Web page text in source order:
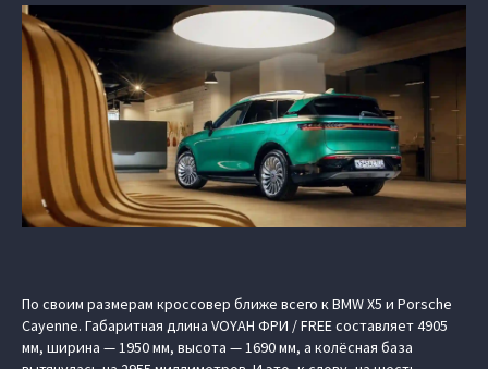
По своим размерам кроссовер ближе всего к BMW X5 и Porsche
Cayenne. Габаритная длина VOYAH ФРИ / FREE составляет 4905
мм, ширина — 1950 мм, высота — 1690 мм, а колёсная база